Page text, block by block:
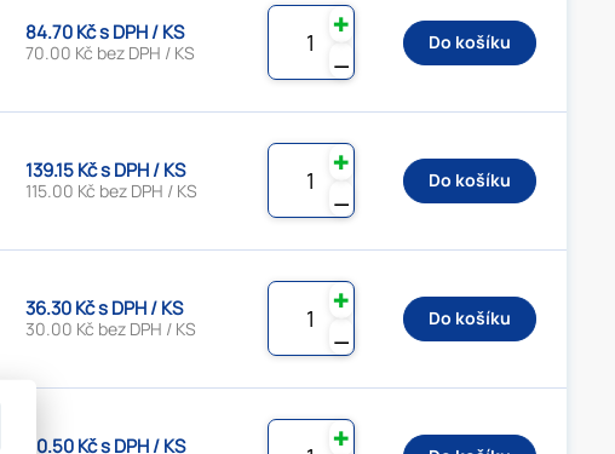
84.70 Kč s DPH / KS
70.00 Kč bez DPH / KS ⚊
✚
Do košíku
139.15 Kč s DPH / KS
115.00 Kč bez DPH / KS ⚊
✚
Do košíku
36.30 Kč s DPH / KS
30.00 Kč bez DPH / KS ⚊
✚
Do košíku
60.50 Kč s DPH / KS ✚